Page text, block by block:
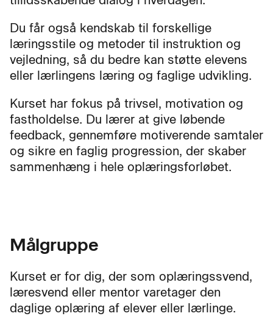
Du får også kendskab til forskellige
læringsstile og metoder til instruktion og
vejledning, så du bedre kan støtte elevens
eller lærlingens læring og faglige udvikling.
Kurset har fokus på trivsel, motivation og
fastholdelse. Du lærer at give løbende
feedback, gennemføre motiverende samtaler
og sikre en faglig progression, der skaber
sammenhæng i hele oplæringsforløbet.
Målgruppe
Kurset er for dig, der som oplæringssvend,
læresvend eller mentor varetager den
daglige oplæring af elever eller lærlinge.